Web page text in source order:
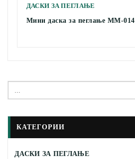
ДАСКИ ЗА ПЕГЛАЊЕ
Мини даска за пеглање MM-014
Search
for:
КАТЕГОРИИ
ДАСКИ ЗА ПЕГЛАЊЕ